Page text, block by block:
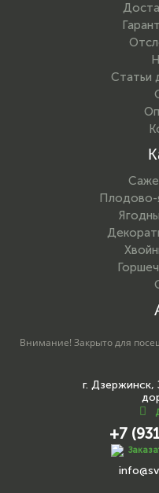
Статьи
Плодово-
Внимание! Закрыто для
г. Дзержинск,
+7